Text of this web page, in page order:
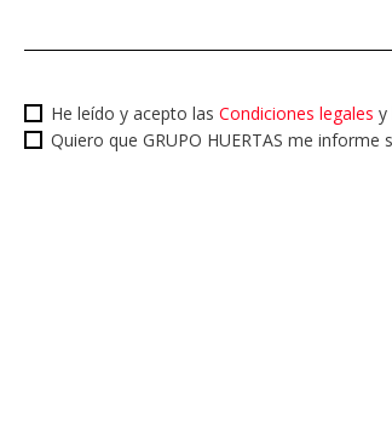
He leído y acepto las Condiciones legales y
Quiero que GRUPO HUERTAS me